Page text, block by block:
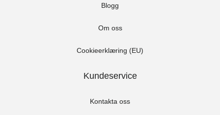
Blogg
Om oss
Cookieerklæring (EU)
Kundeservice
Kontakta oss